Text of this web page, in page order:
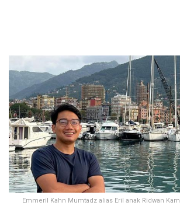
Emmeril Kahn Mumtadz alias Eril anak Ridwan